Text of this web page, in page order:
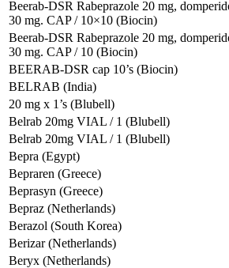
Beerab-DSR Rabeprazole 20 mg,
30 mg. CAP / 10×10 (Biocin)
Beerab-DSR Rabeprazole 20 mg,
30 mg. CAP / 10 (Biocin)
BEERAB-DSR cap 10’s (Biocin)
BELRAB (India)
20 mg x 1’s (Blubell)
Belrab 20mg VIAL / 1 (Blubell)
Belrab 20mg VIAL / 1 (Blubell)
Bepra (Egypt)
Bepraren (Greece)
Beprasyn (Greece)
Bepraz (Netherlands)
Berazol (South Korea)
Berizar (Netherlands)
Beryx (Netherlands)